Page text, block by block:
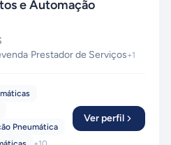
e Automação
·Prestador de Serviços+1
Pneumática
Ver perfil